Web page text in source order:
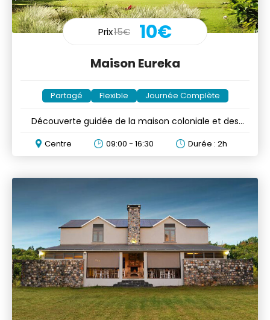
Prix15€ 10€
Maison Eureka
Partagé Flexible Journée Complète
Découverte guidée de la maison coloniale et des
Centre 09:00 - 16:30 Durée : 2h